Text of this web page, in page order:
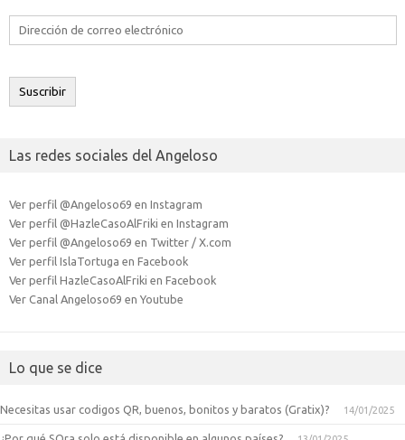
Dirección
electrónico
Suscribir
Las redes sociales del Angeloso
Ver perfil @Angeloso69 en Instagram
Ver perfil @HazleCasoAlFriki en Instagram
Ver perfil @Angeloso69 en Twitter / X.com
Ver perfil IslaTortuga en Facebook
Ver perfil HazleCasoAlFriki en Facebook
Ver Canal Angeloso69 en Youtube
Lo que se dice
Necesitas usar codigos QR, buenos, bonitos y baratos (Gratix)? 14/01/2025